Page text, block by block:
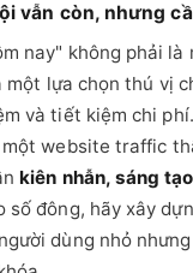
vẫn còn, nhưng
nay" không phải là
một lựa chọn thú vị
và tiết kiệm chi
website traffic
kiên nhẫn, sáng
số đông, hãy xây
dùng nhỏ